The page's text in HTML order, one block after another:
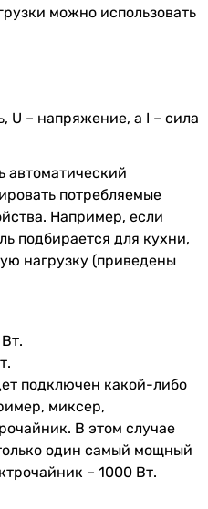
можно использовать
U – напряжение, а I – сила
автоматический
потребляемые
Например, если
подбирается для кухни,
нагрузку (приведены
подключен какой-либо
миксер,
В этом случае
один самый мощный
– 1000 Вт.